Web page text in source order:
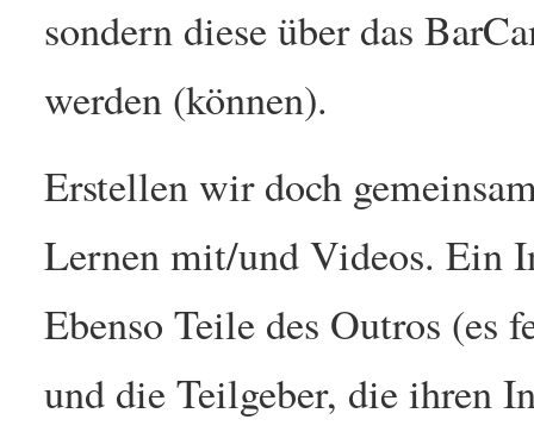
sondern diese über das
werden (können).
Erstellen wir doch
Lernen mit/und Videos. Ein
Ebenso Teile des Outros (es
und die Teilgeber, die ihren